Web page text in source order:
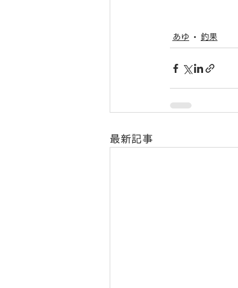
あゆ 釣果
最新記事